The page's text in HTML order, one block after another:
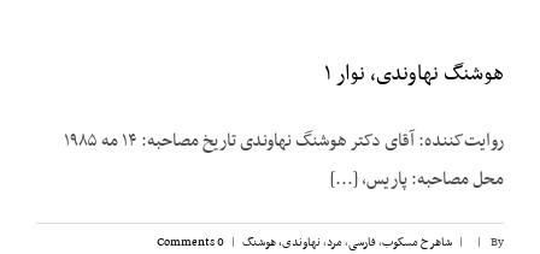
هوشنگ نهاوندی، نوار ۱
روایت‌کننده: آقای دکتر هوشنگ نهاوندی تاریخ مصاحبه: ۱۴ مه ۱۹۸۵
محل مصاحبه: پاریس، [...]
By
|
| شاهرخ مسکوب,فارسی,مرد,نهاوندی، هوشنگ |
0 Comments